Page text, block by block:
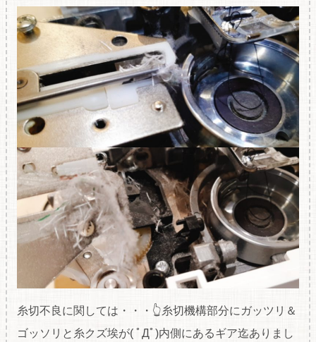
糸切不良に関しては・・・👆糸切機構部分にガッツリ＆
ゴッソリと糸クズ埃が( ﾟДﾟ)内側にあるギア迄ありまし